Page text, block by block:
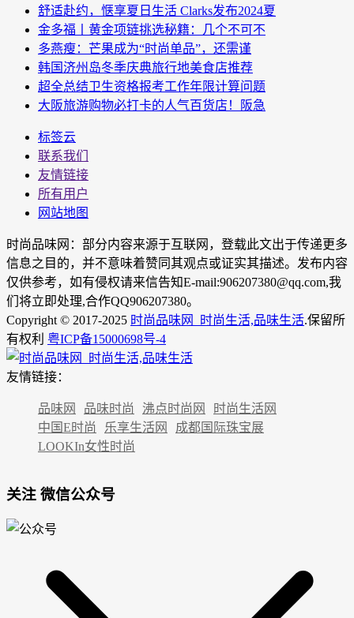
舒适赴约，惬享夏日生活 Clarks发布2024夏
金多福丨黄金项链挑选秘籍：几个不可不
多燕瘦：芒果成为“时尚单品”，还需谨
韩国济州岛冬季庆典旅行地美食店推荐
超全总结卫生资格报考工作年限计算问题
大阪旅游购物必打卡的人气百货店！阪急
标签云
联系我们
友情链接
所有用户
网站地图
时尚品味网：部分内容来源于互联网，登载此文出于传递更多
信息之目的，并不意味着赞同其观点或证实其描述。发布内容
仅供参考，如有侵权请来信告知E-mail:906207380@qq.com,我
们将立即处理,合作QQ906207380。
Copyright © 2017-2025 时尚品味网_时尚生活,品味生活.保留所
有权利 粤ICP备15000698号-4
友情链接：
品味网 品味时尚 沸点时尚网
时尚生活网
中国E时尚
乐享生活网
成都国际珠宝展
LOOKIn女性时尚
关注 微信公众号